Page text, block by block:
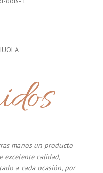
manos un producto
excelente calidad,
a cada ocasión, por